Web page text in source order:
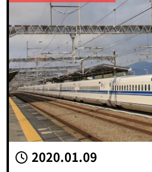
2020.01.09